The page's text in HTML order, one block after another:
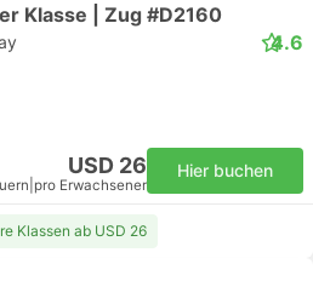
Klasse | Zug #D2160
4.6
USD 26
pro Erwachsener
Hier buchen
Klassen ab USD 26